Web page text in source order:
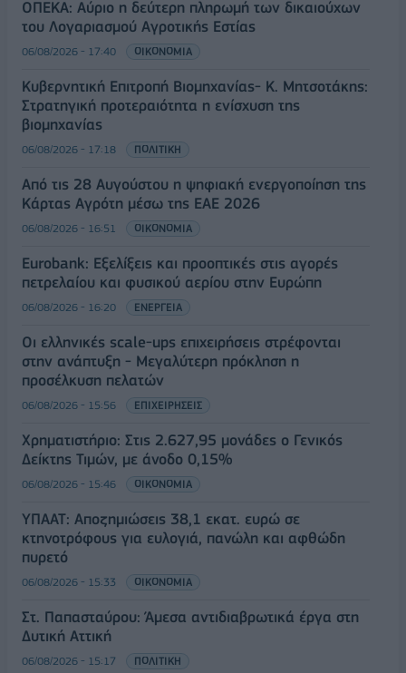
ΟΠΕΚΑ: Αύριο η δεύτερη πληρωμή των δικαιούχων
του Λογαριασμού Αγροτικής Εστίας
06/08/2026 - 17:40 ΟΙΚΟΝΟΜΙΑ
Κυβερνητική Επιτροπή Βιομηχανίας- Κ. Μητσοτάκης:
Στρατηγική προτεραιότητα η ενίσχυση της
βιομηχανίας
06/08/2026 - 17:18 ΠΟΛΙΤΙΚΗ
Από τις 28 Αυγούστου η ψηφιακή ενεργοποίηση της
Κάρτας Αγρότη μέσω της ΕΑΕ 2026
06/08/2026 - 16:51 ΟΙΚΟΝΟΜΙΑ
Eurobank: Εξελίξεις και προοπτικές στις αγορές
πετρελαίου και φυσικού αερίου στην Ευρώπη
06/08/2026 - 16:20 ΕΝΕΡΓΕΙΑ
Οι ελληνικές scale-ups επιχειρήσεις στρέφονται
στην ανάπτυξη - Μεγαλύτερη πρόκληση η
προσέλκυση πελατών
06/08/2026 - 15:56 ΕΠΙΧΕΙΡΗΣΕΙΣ
Χρηματιστήριο: Στις 2.627,95 μονάδες ο Γενικός
Δείκτης Τιμών, με άνοδο 0,15%
06/08/2026 - 15:46 ΟΙΚΟΝΟΜΙΑ
ΥΠΑΑΤ: Αποζημιώσεις 38,1 εκατ. ευρώ σε
κτηνοτρόφους για ευλογιά, πανώλη και αφθώδη
πυρετό
06/08/2026 - 15:33 ΟΙΚΟΝΟΜΙΑ
Στ. Παπασταύρου: Άμεσα αντιδιαβρωτικά έργα στη
Δυτική Αττική
06/08/2026 - 15:17 ΠΟΛΙΤΙΚΗ